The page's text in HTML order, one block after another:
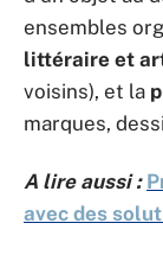
ensembles
littéraire et
voisins), et la
marques,
A lire aussi :
avec des